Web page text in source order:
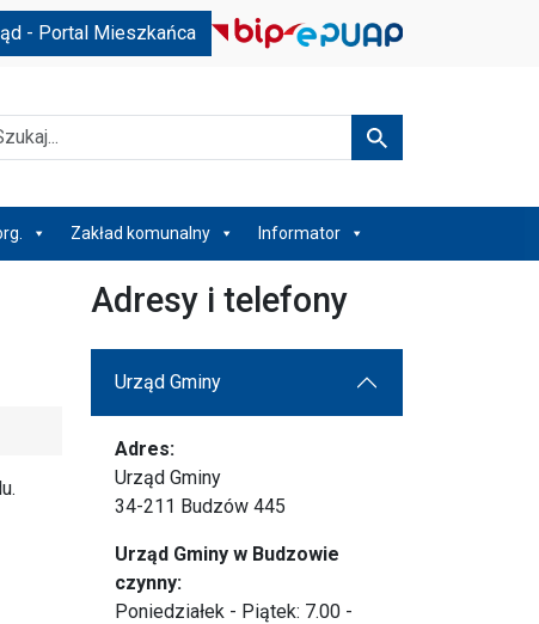
- Portal Mieszkańca
Szukaj
Zakład komunalny Informator
Adresy i telefony
Urząd Gminy
Adres:
Urząd Gminy
34-211 Budzów 445
Urząd Gminy w Budzowie
czynny:
Poniedziałek - Piątek: 7.00 -